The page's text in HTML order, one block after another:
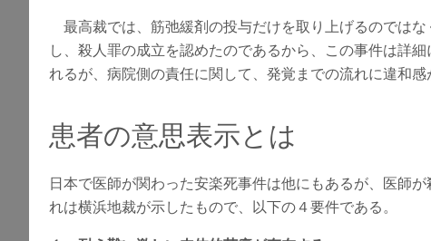
最高裁では、筋弛緩剤の投与だけを取り上げるのでは
し、殺人罪の成立を認めたのであるから、この事件は詳
れるが、病院側の責任に関して、発覚までの流れに違和
患者の意思表示とは
日本で医師が関わった安楽死事件は他にもあるが、医師
れは横浜地裁が示したもので、以下の４要件である。